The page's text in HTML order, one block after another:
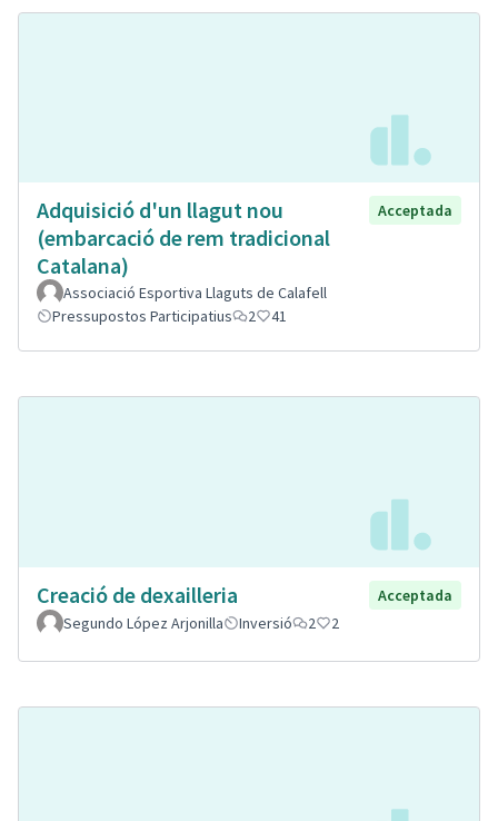
Adquisició d'un llagut nou
(embarcació de rem tradicional
Catalana)
Acceptada
Associació Esportiva Llaguts de Calafell
Pressupostos Participatius
2 41
Creació de dexailleria
Acceptada
Segundo López Arjonilla
Inversió 2 2